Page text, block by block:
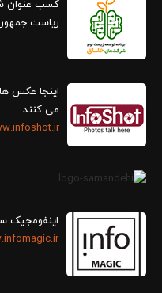
کسب عنوان
ریاست
اینجا عکس
می کنند
اینفومجیک